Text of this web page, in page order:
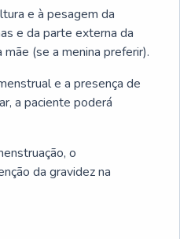
e à pesagem da
e da parte externa da
(se a menina preferir).
e a presença de
a paciente poderá
o
da gravidez na